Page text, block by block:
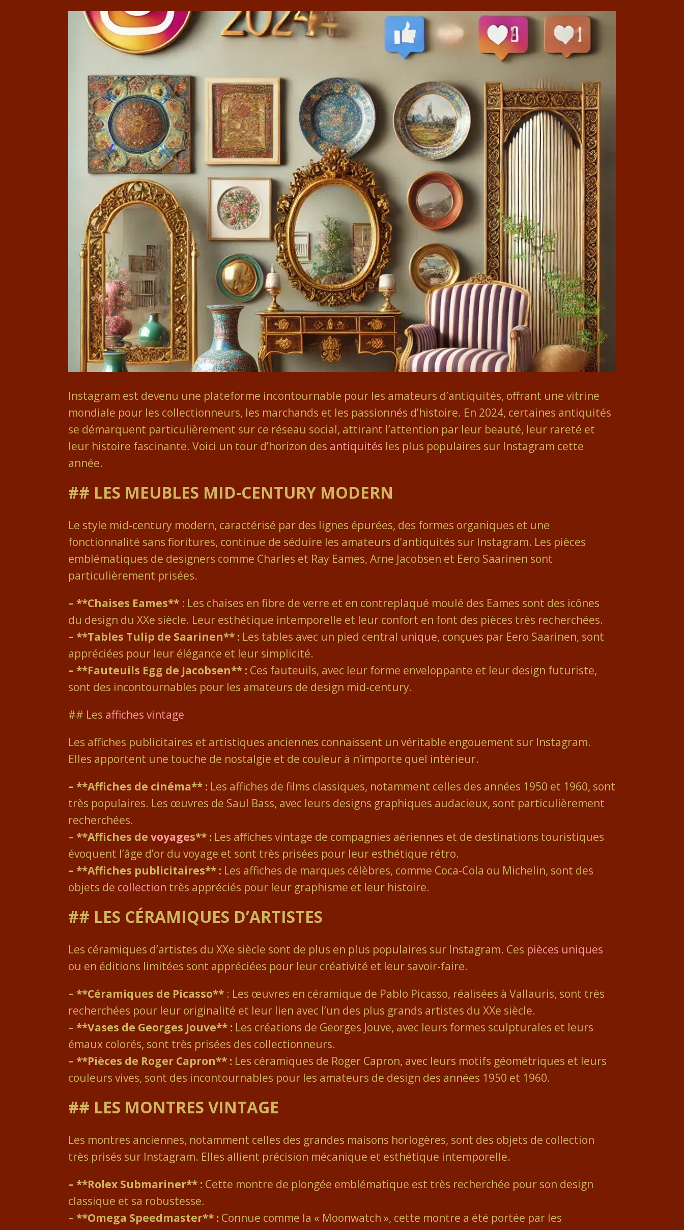
Instagram est devenu une plateforme incontournable pour les amateurs d’antiquités, offrant une vitrine
mondiale pour les collectionneurs, les marchands et les passionnés d’histoire. En 2024, certaines antiquités
se démarquent particulièrement sur ce réseau social, attirant l’attention par leur beauté, leur rareté et
leur histoire fascinante. Voici un tour d’horizon des antiquités les plus populaires sur Instagram cette
année.
## LES MEUBLES MID-CENTURY MODERN
Le style mid-century modern, caractérisé par des lignes épurées, des formes organiques et une
fonctionnalité sans fioritures, continue de séduire les amateurs d’antiquités sur Instagram. Les pièces
emblématiques de designers comme Charles et Ray Eames, Arne Jacobsen et Eero Saarinen sont
particulièrement prisées.
– **Chaises Eames** : Les chaises en fibre de verre et en contreplaqué moulé des Eames sont des icônes
du design du XXe siècle. Leur esthétique intemporelle et leur confort en font des pièces très recherchées.
– **Tables Tulip de Saarinen** : Les tables avec un pied central unique, conçues par Eero Saarinen, sont
appréciées pour leur élégance et leur simplicité.
– **Fauteuils Egg de Jacobsen** : Ces fauteuils, avec leur forme enveloppante et leur design futuriste,
sont des incontournables pour les amateurs de design mid-century.
## Les affiches vintage
Les affiches publicitaires et artistiques anciennes connaissent un véritable engouement sur Instagram.
Elles apportent une touche de nostalgie et de couleur à n’importe quel intérieur.
– **Affiches de cinéma** : Les affiches de films classiques, notamment celles des années 1950 et 1960, sont
très populaires. Les œuvres de Saul Bass, avec leurs designs graphiques audacieux, sont particulièrement
recherchées.
– **Affiches devoyages** : Les affiches vintage de compagnies aériennes et de destinations touristiques
évoquent l’âge d’or du voyage et sont très prisées pour leur esthétique rétro.
– **Affiches publicitaires** : Les affiches de marques célèbres, comme Coca-Cola ou Michelin, sont des
objets de collection très appréciés pour leur graphisme et leur histoire.
## LES CÉRAMIQUES D’ARTISTES
Les céramiques d’artistes du XXe siècle sont de plus en plus populaires sur Instagram. Ces pièces uniques
ou en éditions limitées sont appréciées pour leur créativité et leur savoir-faire.
– **Céramiques de Picasso** : Les œuvres en céramique de Pablo Picasso, réalisées à Vallauris, sont très
recherchées pour leur originalité et leur lien avec l’un des plus grands artistes du XXe siècle.
– **Vases de Georges Jouve** : Les créations de Georges Jouve, avec leurs formes sculpturales et leurs
émaux colorés, sont très prisées des collectionneurs.
– **Pièces de Roger Capron** : Les céramiques de Roger Capron, avec leurs motifs géométriques et leurs
couleurs vives, sont des incontournables pour les amateurs de design des années 1950 et 1960.
## LES MONTRES VINTAGE
Les montres anciennes, notamment celles des grandes maisons horlogères, sont des objets de collection
très prisés sur Instagram. Elles allient précision mécanique et esthétique intemporelle.
– **Rolex Submariner** : Cette montre de plongée emblématique est très recherchée pour son design
classique et sa robustesse.
– **Omega Speedmaster** : Connue comme la « Moonwatch », cette montre a été portée par les